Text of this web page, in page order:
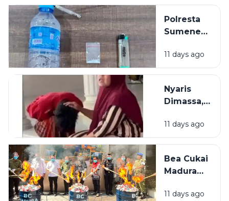
Curi Motor
Polresta
Sumenep
Warga
Mojokerto,
Simpan
Sabu di
11 days ago
Nyaris
Dimassa,
Rokok di
Bangkalan
Diselamatkan
Emak-Emak
11 days ago
Bea Cukai
Madura
21 Juta
11 days ago